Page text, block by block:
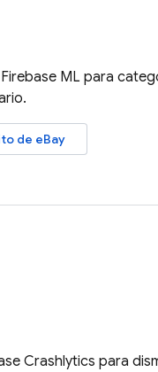
Firebase ML para
de eBay
Crashlytics para